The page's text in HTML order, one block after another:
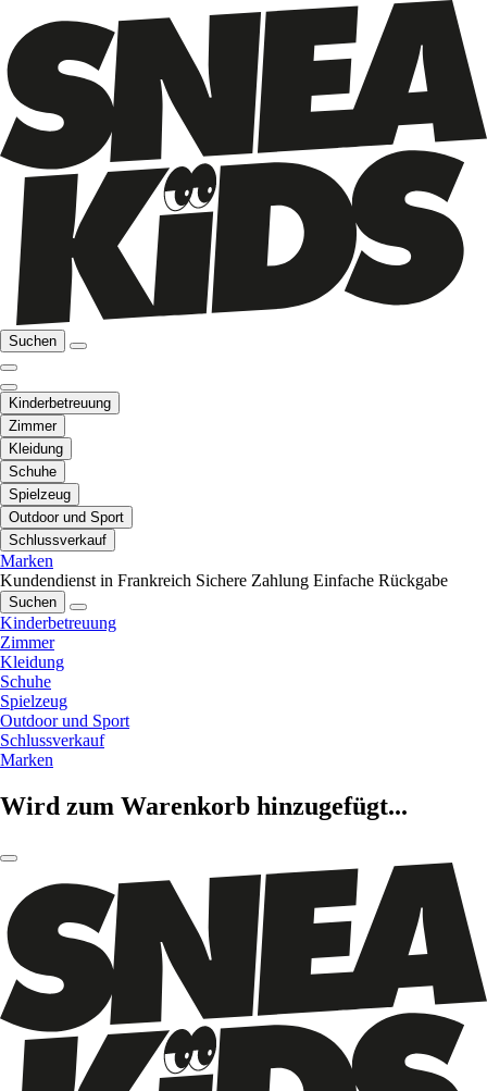
Suchen
Kinderbetreuung
Zimmer
Kleidung
Schuhe
Spielzeug
Outdoor und Sport
Schlussverkauf
Marken
Kundendienst in Frankreich Sichere Zahlung Einfache Rückgabe
Suchen
Kinderbetreuung
Zimmer
Kleidung
Schuhe
Spielzeug
Outdoor und Sport
Schlussverkauf
Marken
Wird zum Warenkorb hinzugefügt...